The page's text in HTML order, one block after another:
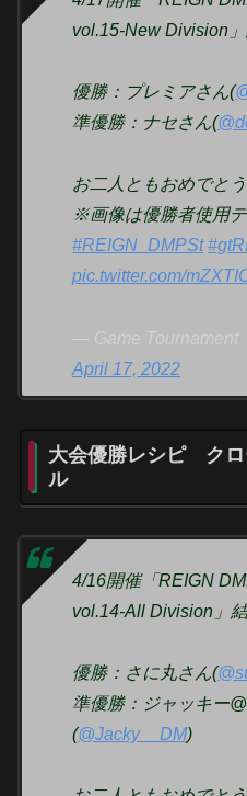
vol.15-New Division
優勝：プレミアさん(
準優勝：ナセさん(
お二人ともおめでと
※画像は優勝者使用
#REIGN_DMPSt
pic.twitter.com/
— Game Tournament
April 17, 2022
大会優勝レシピ クロ
ル
4/16開催「REIGN
vol.14-All Division」
優勝：さに丸さん(
準優勝：ジャッキー
(@Jacky__DM)